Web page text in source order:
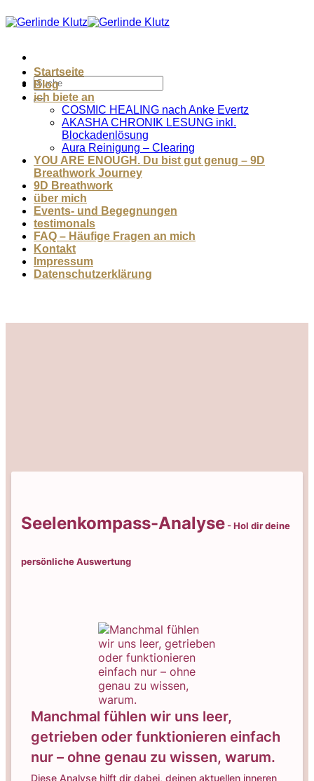
Inhalt
Startseite
Blog
ich biete an
COSMIC HEALING nach Anke Evertz
AKASHA CHRONIK LESUNG inkl.
Blockadenlösung
Aura Reinigung – Clearing
YOU ARE ENOUGH. Du bist gut genug – 9D
Breathwork Journey
9D Breathwork
über mich
Events- und Begegnungen
testimonals
FAQ – Häufige Fragen an mich
Kontakt
Impressum
Datenschutzerklärung